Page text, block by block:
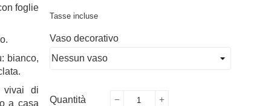
foglie
bianco,
vivai di
a casa
Tasse incluse
Vaso decorativo
Quantità